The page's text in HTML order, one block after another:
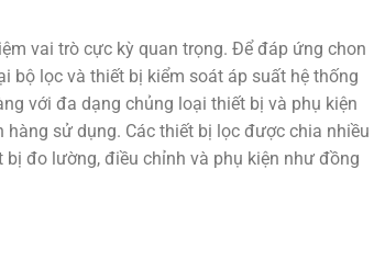
vai trò cực kỳ quan trọng. Để đáp ứng chon
bộ lọc và thiết bị kiểm soát áp suất hệ thống
với đa dạng chủng loại thiết bị và phụ kiện
sử dụng. Các thiết bị lọc được chia nhiều
bị đo lường, điều chỉnh và phụ kiện như đồng